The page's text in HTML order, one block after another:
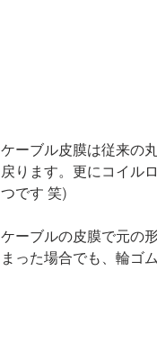
ケーブル皮膜は従来の
戻ります。更にコイル
つです 笑)
ケーブルの皮膜で元の
まった場合でも、輪ゴ